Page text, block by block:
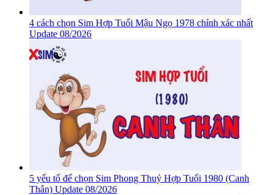
4 cách chọn Sim Hợp Tuổi Mậu Ngọ 1978 chính xác nhất
Update 08/2026
5 yếu tố để chọn Sim Phong Thuỷ Hợp Tuổi 1980 (Canh
Thân) Update 08/2026